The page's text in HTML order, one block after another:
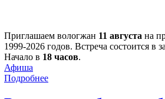
Приглашаем вологжан 11 августа на
1999-2026 годов. Встреча состоится
Начало в 18 часов.
Афиша
Подробнее